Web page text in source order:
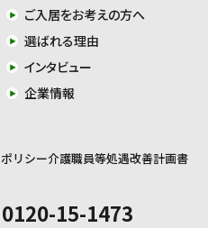
ご入居をお考えの方へ
選ばれる理由
インタビュー
企業情報
リシー介護職員等処遇改善計画書
0120-15-1473